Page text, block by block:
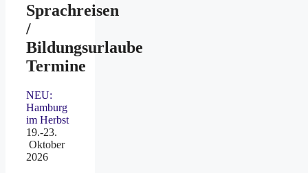
Sprachreisen
/
Bildungsurlaube
Termine
NEU:
Hamburg
im Herbst
19.-23.
Oktober
2026